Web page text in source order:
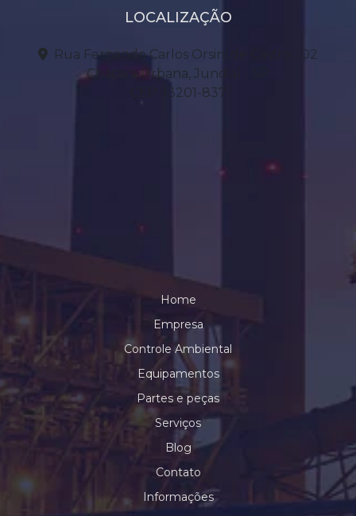
LOCALIZAÇÃO
Rua Fernando Carlos Orsini de Castro, 102
Chácara Urbana, Jundiaí - SP
CEP: 13201-837
Home
Empresa
Controle Ambiental
Equipamentos
Partes e peças
Serviços
Blog
Contato
Informações